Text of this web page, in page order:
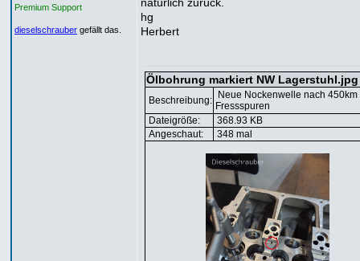
Premium Support
dieselschrauber gefällt das.
hg
Herbert
Ölbohrung markiert NW Lagerstuhl.jpg
Beschreibung:
Neue Nockenwelle nach 450km
Fressspuren
Dateigröße:
368.93 KB
Angeschaut:
348 mal